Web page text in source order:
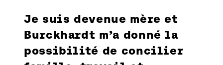
Je suis devenue mère et
Burckhardt m’a donné la
possibilité de concilier